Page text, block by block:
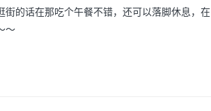
的话在那吃个午餐不错，还可以落脚休息，在
～